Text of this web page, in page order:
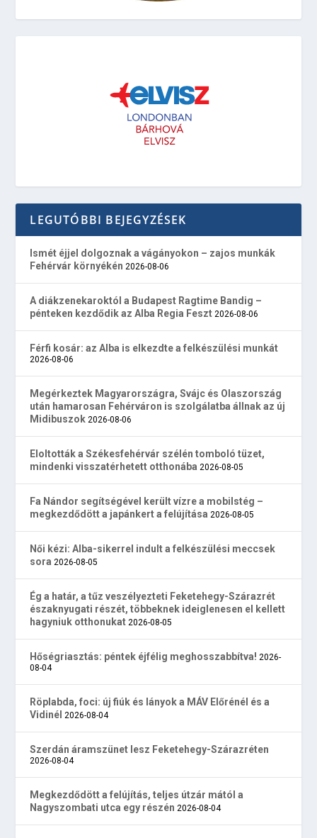
LEGUTÓBBI BEJEGYZÉSEK
Ismét éjjel dolgoznak a vágányokon – zajos munkák
Fehérvár környékén 2026-08-06
A diákzenekaroktól a Budapest Ragtime Bandig –
pénteken kezdődik az Alba Regia Feszt 2026-08-06
Férfi kosár: az Alba is elkezdte a felkészülési munkát
2026-08-06
Megérkeztek Magyarországra, Svájc és Olaszország
után hamarosan Fehérváron is szolgálatba állnak az új
Midibuszok 2026-08-06
Eloltották a Székesfehérvár szélén tomboló tüzet,
mindenki visszatérhetett otthonába 2026-08-05
Fa Nándor segítségével került vízre a mobilstég –
megkezdődött a japánkert a felújítása 2026-08-05
Női kézi: Alba-sikerrel indult a felkészülési meccsek
sora 2026-08-05
Ég a határ, a tűz veszélyezteti Feketehegy-Szárazrét
északnyugati részét, többeknek ideiglenesen el kellett
hagyniuk otthonukat 2026-08-05
Hőségriasztás: péntek éjfélig meghosszabbítva! 2026-
08-04
Röplabda, foci: új fiúk és lányok a MÁV Előrénél és a
Vidinél 2026-08-04
Szerdán áramszünet lesz Feketehegy-Szárazréten
2026-08-04
Megkezdődött a felújítás, teljes útzár mától a
Nagyszombati utca egy részén 2026-08-04